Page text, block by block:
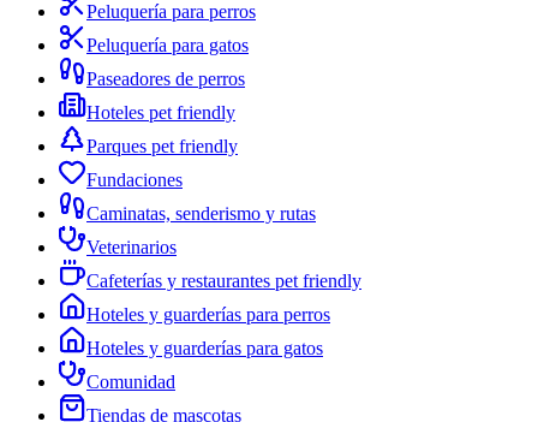
Peluquería para perros
Peluquería para gatos
Paseadores de perros
Hoteles pet friendly
Parques pet friendly
Fundaciones
Caminatas, senderismo y rutas
Veterinarios
Cafeterías y restaurantes pet friendly
Hoteles y guarderías para perros
Hoteles y guarderías para gatos
Comunidad
Tiendas de mascotas